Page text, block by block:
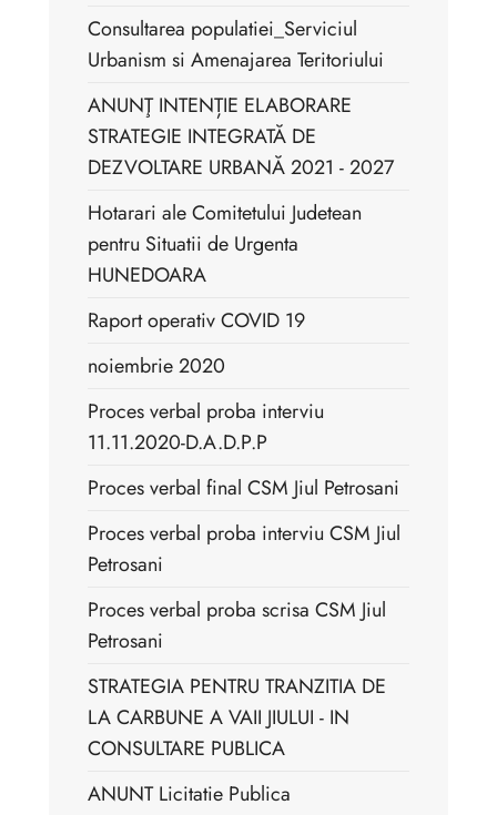
Consultarea populatiei_Serviciul
Urbanism si Amenajarea Teritoriului
ANUNŢ INTENȚIE ELABORARE
STRATEGIE INTEGRATĂ DE
DEZVOLTARE URBANĂ 2021 - 2027
Hotarari ale Comitetului Judetean
pentru Situatii de Urgenta
HUNEDOARA
Raport operativ COVID 19
noiembrie 2020
Proces verbal proba interviu
11.11.2020-D.A.D.P.P
Proces verbal final CSM Jiul Petrosani
Proces verbal proba interviu CSM Jiul
Petrosani
Proces verbal proba scrisa CSM Jiul
Petrosani
STRATEGIA PENTRU TRANZITIA DE
LA CARBUNE A VAII JIULUI - IN
CONSULTARE PUBLICA
ANUNT Licitatie Publica